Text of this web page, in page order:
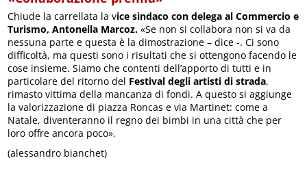
Chiude la carrellata la vice sindaco con delega al Commercio e
Turismo, Antonella Marcoz. «Se non si collabora non si va da
nessuna parte e questa è la dimostrazione – dice -. Ci sono
difficoltà, ma questi sono i risultati che si ottengono facendo le
cose insieme. Siamo che contenti dell’apporto di tutti e in
particolare del ritorno del Festival degli artisti di strada,
rimasto vittima della mancanza di fondi. A questo si aggiunge
la valorizzazione di piazza Roncas e via Martinet: come a
Natale, diventeranno il regno dei bimbi in una città che per
loro offre ancora poco».
(alessandro bianchet)